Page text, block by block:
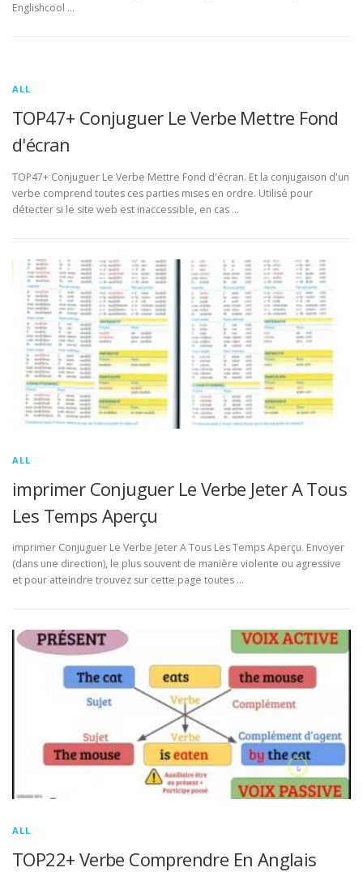
Englishcool …
ALL
TOP47+ Conjuguer Le Verbe Mettre Fond
d'écran
TOP47+ Conjuguer Le Verbe Mettre Fond d'écran. Et la conjugaison d'un
verbe comprend toutes ces parties mises en ordre. Utilisé pour
détecter si le site web est inaccessible, en cas …
ALL
imprimer Conjuguer Le Verbe Jeter A Tous
Les Temps Aperçu
imprimer Conjuguer Le Verbe Jeter A Tous Les Temps Aperçu. Envoyer
(dans une direction), le plus souvent de manière violente ou agressive
et pour atteindre trouvez sur cette page toutes …
ALL
TOP22+ Verbe Comprendre En Anglais